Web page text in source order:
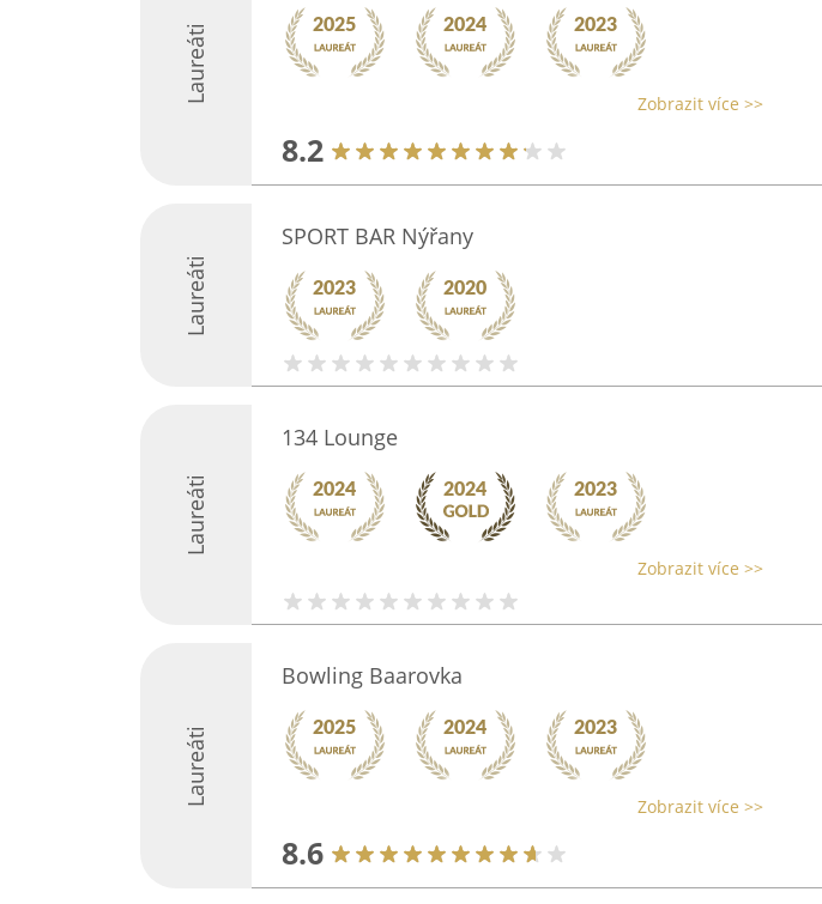
Laureáti Zobrazit více >>
8.2
Laureáti
SPORT BAR Nýřany
Laureáti
134 Lounge
Zobrazit více >>
Laureáti
Bowling Baarovka
Zobrazit více >>
8.6